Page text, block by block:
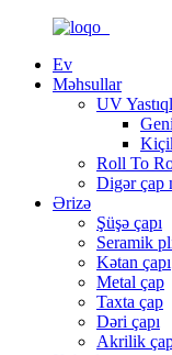
Ev
Məhsullar
UV
Roll To
Digər çap
Ərizə
Şüşə çapı
Seramik
Kətan çapı
Metal çap
Taxta çap
Dəri çapı
Akrilik